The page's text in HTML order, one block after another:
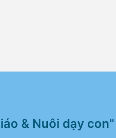
& Nuôi dạy